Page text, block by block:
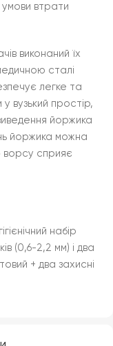
умови втрати
виконаний їх
сталі
легке та
вузький простір,
йоржика
йоржика можна
ворсу сприяє
набір
(0,6-2,2 мм) і два
+ два захисні